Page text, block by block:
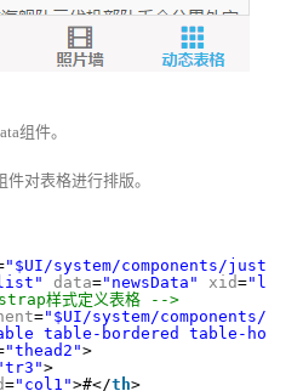
组件。
对表格进行排版。
"$UI/system/components/
data="newsData" xid=
样式定义表格 -->
="$UI/system/components/
table-bordered table-
"thead2">
>
="col1">#</th>